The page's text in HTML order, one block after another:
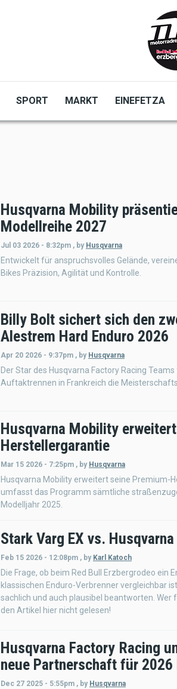
SPORT MARKT EINEFETZA
Husqvarna Mobility
Modellreihe 2027
Jul 03 2026 - 8:32pm , by Husqvarna
Entwickelt für anspruchsvolles Gelände,
Bikes Präzision, Agilität und Kontrolle.
Billy Bolt sichert sich den
Alestrem Hard Enduro 2026
Apr 20 2026 - 9:37pm , by Husqvarna
Der Star des Husqvarna Factory Racing
Auftaktrennen in Frankreich die
Husqvarna Mobility
Herstellergarantie
Mar 15 2026 - 7:25pm , by Husqvarna
Husqvarna Mobility erweitert seine Premium-
umfasst das Programm sämtliche
Modelljahr 2025.
Stark Varg EX vs. Husqvarna
Feb 15 2026 - 12:08pm , by Karl Katoch
Die Frage, ob beim Red Bull Erzbergrodeo ein
klassischen Enduro-Verbrenner vergleichbar
sachlich und auch plausibel beantworten. Wer
den Artikel hier nicht gelesen!
Husqvarna Factory Racing
neue Partnerschaft für 2026
Dec 27 2025 - 5:55pm , by Husqvarna